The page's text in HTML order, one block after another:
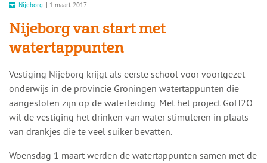
Nijeborg | 1 maart 2017
Nijeborg van start met
watertappunten
​​Vestiging Nijeborg krijgt als eerste school voor voortgezet
onderwijs in de provincie Groningen watertappunten die
aangesloten zijn op de waterleiding. Met het project GoH2O
wil de vestiging het drinken van water stimuleren in plaats
van drankjes die te veel suiker bevatten.
Woensdag 1 maart werden de watertappunten samen met de